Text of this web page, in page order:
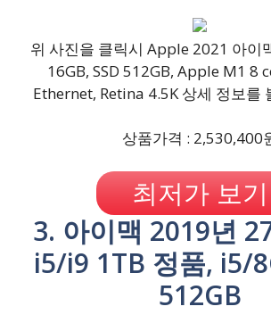
위 사진을 클릭시 Apple 2021 아이
16GB, SSD 512GB, Apple M1 8
Ethernet, Retina 4.5K 상세 정보를
상품가격 : 2,530,400
최저가 보기
3. 아이맥 2019년
i5/i9 1TB 정품, i5/
512GB